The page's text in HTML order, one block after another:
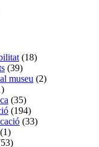
(18)
(39)
museu (2)
(35)
(194)
(33)
(1)